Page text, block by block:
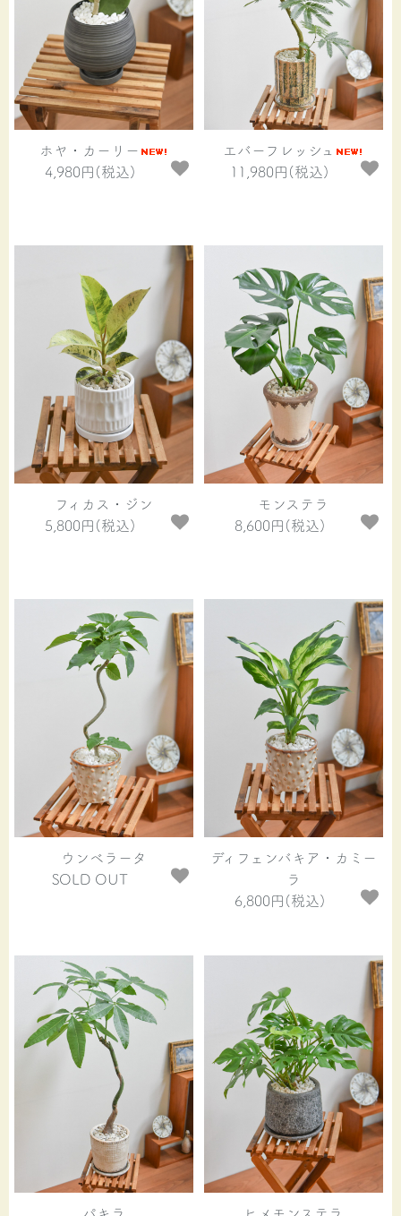
ホヤ・カーリー
4,980円(税込)
エバーフレッシュ
11,980円(税込)
フィカス・ジン
5,800円(税込)
モンステラ
8,600円(税込)
ウンベラータ
SOLD OUT
ディフェンバキア・カミー
ラ
6,800円(税込)